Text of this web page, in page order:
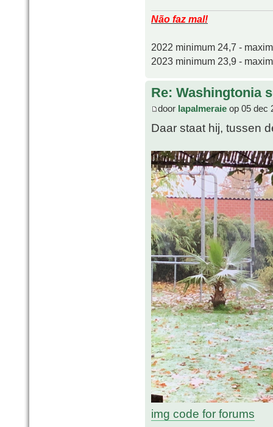
Não faz mal!
2022 minimum 24,7 -
2023 minimum 23,9 -
Re: Washingtonia
door lapalmeraie op 05 dec
Daar staat hij, tussen
img code for forums